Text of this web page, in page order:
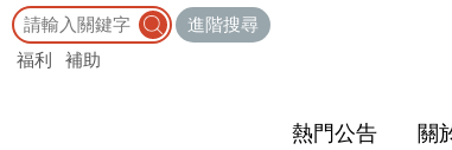
進階搜尋
福利
補助
熱門公告 關